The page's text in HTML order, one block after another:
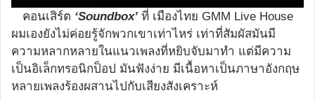
คอนเสิร์ต ‘Soundbox’ที่ เมืองไทย GMM Live House
ผมเองยังไม่ค่อยรู้จักพวกเขาเท่าไหร่ เท่าที่สัมผัสมันมี
ความหลากหลายในแนวเพลงที่หยิบจับมาทำ แต่มีความ
เป็นอิเล็กทรอนิกป็อป มันฟังง่าย มีเนื้อหาเป็นภาษาอังกฤษ
หลายเพลงร้องผสานไปกับเสียงสังเคราะห์